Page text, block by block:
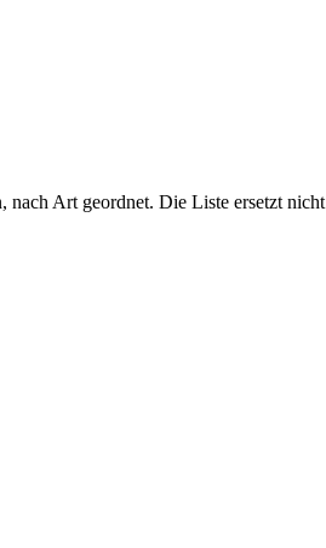
nach Art geordnet. Die Liste ersetzt nicht